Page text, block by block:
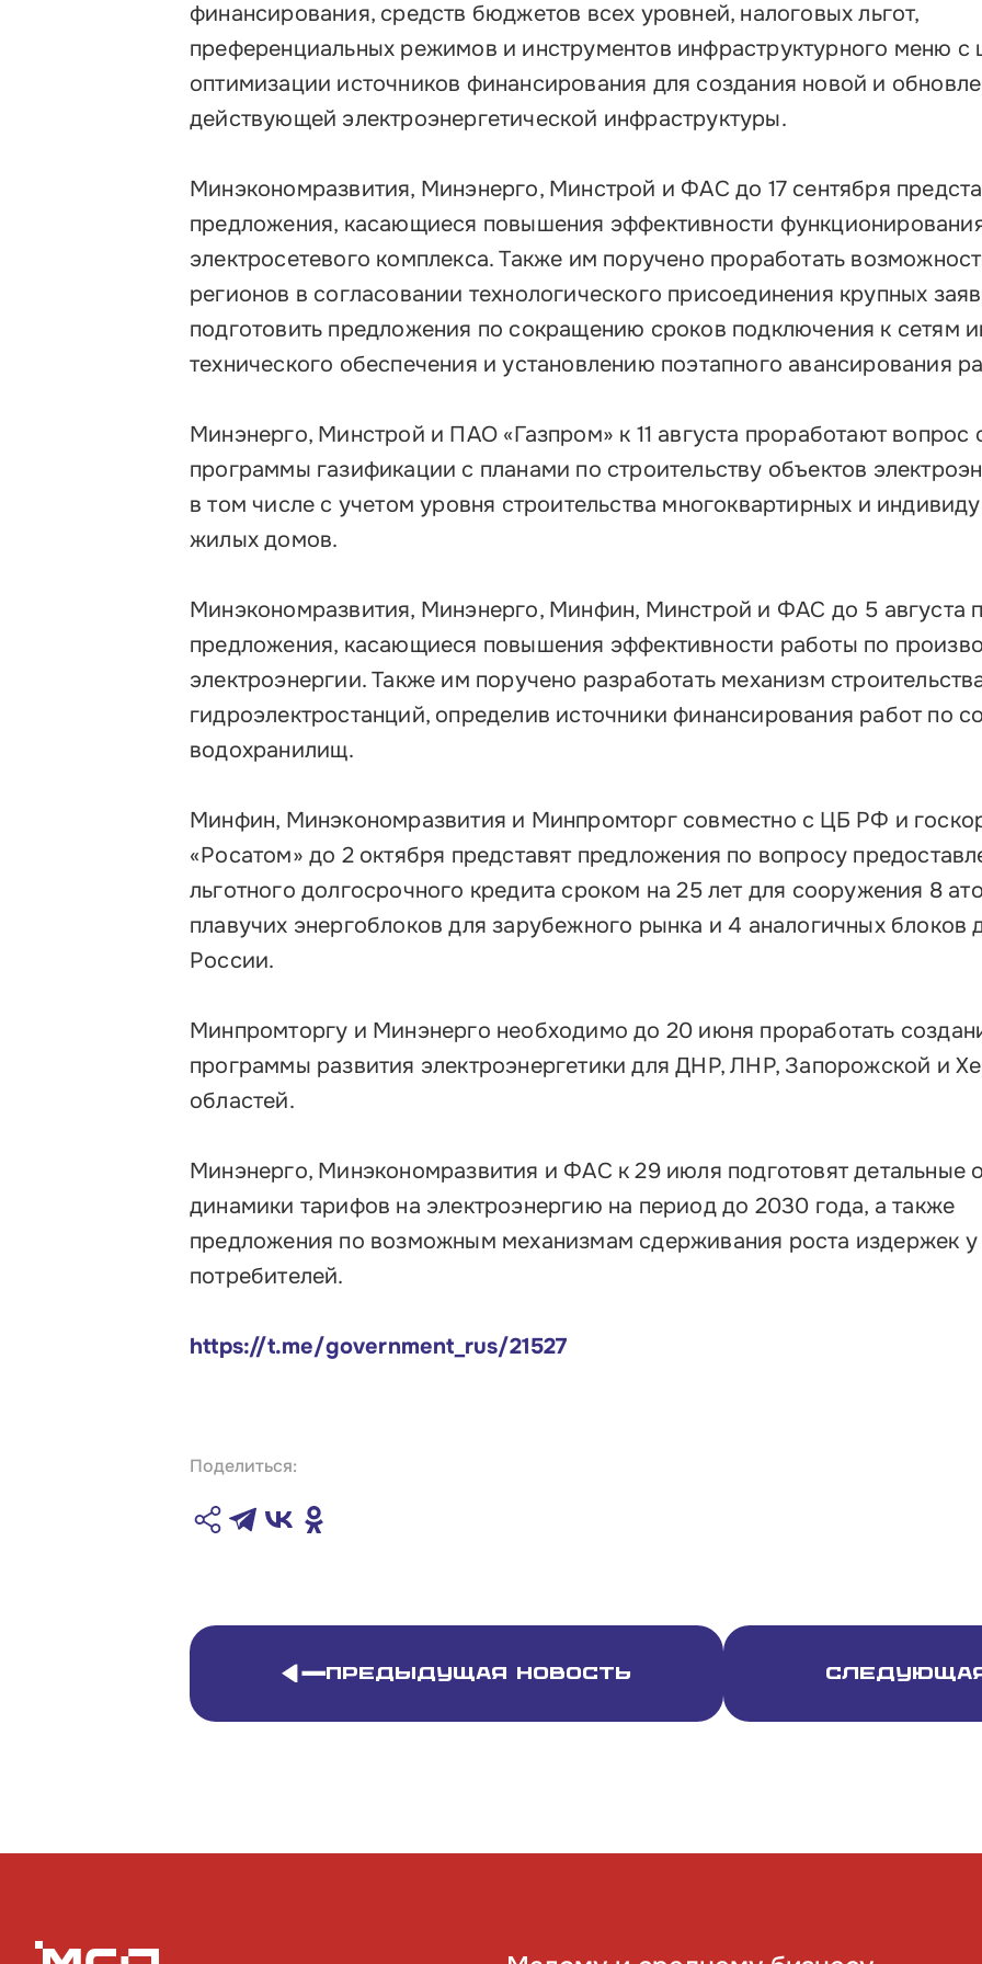
Контакты
Обучение
Лизинг для бизнеса
Поддержка предпринимателей в сфере
туризма
Факторинг для бизнеса
Старт в бизнес для молодых
предпринимателей
финансирования, средств бюджетов всех уровней, налоговых льгот,
преференциальных режимов и инструментов инфраструктурного меню с
оптимизации источников финансирования для создания новой и
действующей электроэнергетической инфраструктуры.
Минэкономразвития, Минэнерго, Минстрой и ФАС до 17 сентября
предложения, касающиеся повышения эффективности
электросетевого комплекса. Также им поручено проработать
регионов в согласовании технологического присоединения крупных
подготовить предложения по сокращению сроков подключения к сетям
технического обеспечения и установлению поэтапного авансирования
Минэнерго, Минстрой и ПАО «Газпром» к 11 августа проработают вопрос
программы газификации с планами по строительству объектов
в том числе с учетом уровня строительства многоквартирных и
жилых домов.
Минэкономразвития, Минэнерго, Минфин, Минстрой и ФАС до 5 августа
предложения, касающиеся повышения эффективности работы по
электроэнергии. Также им поручено разработать механизм
гидроэлектростанций, определив источники финансирования работ по
водохранилищ.
Минфин, Минэкономразвития и Минпромторг совместно с ЦБ РФ и
«Росатом» до 2 октября представят предложения по вопросу
льготного долгосрочного кредита сроком на 25 лет для сооружения 8
плавучих энергоблоков для зарубежного рынка и 4 аналогичных блоков
России.
Минпромторгу и Минэнерго необходимо до 20 июня проработать
программы развития электроэнергетики для ДНР, ЛНР, Запорожской и
областей.
Минэнерго, Минэкономразвития и ФАС к 29 июля подготовят детальные
динамики тарифов на электроэнергию на период до 2030 года, а также
предложения по возможным механизмам сдерживания роста издержек у
потребителей.
https://t.me/government_rus/21527
Поделиться:
Предыдущая новость